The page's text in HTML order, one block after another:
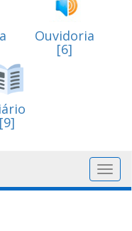
Ouvidoria
[6]
[9]